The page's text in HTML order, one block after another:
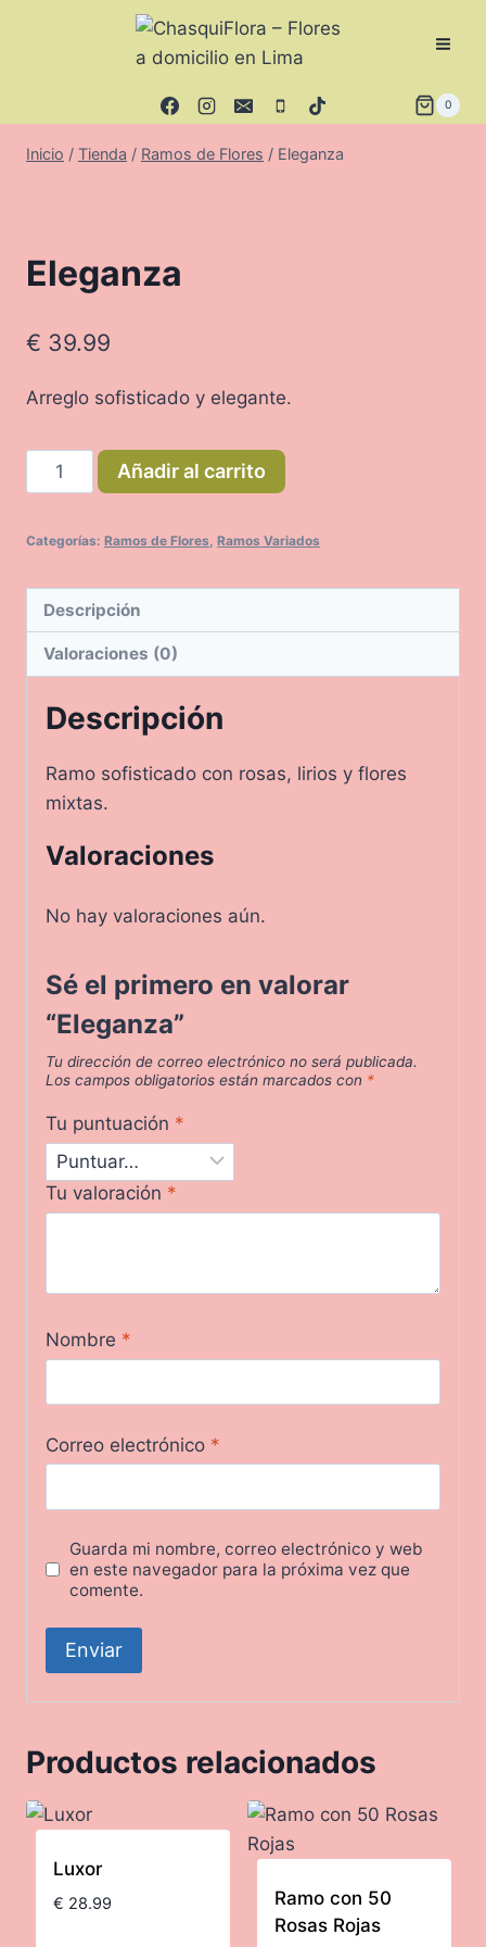
0
Inicio / Tienda / Ramos de Flores / Eleganza
Eleganza
€ 39.99
Arreglo sofisticado y elegante.
Eleganza
cantidad
Añadir al carrito
Categorías: Ramos de Flores Ramos Variados
Descripción
Valoraciones (0)
Descripción
Ramo sofisticado con rosas, lirios y flores
mixtas.
Valoraciones
No hay valoraciones aún.
Sé el primero en valorar
“Eleganza”
Tu dirección de correo electrónico no será publicada.
Los campos obligatorios están marcados con *
Tu puntuación *
Tu valoración *
Nombre *
Correo electrónico *
Guarda mi nombre, correo electrónico y web
en este navegador para la próxima vez que
comente.
Productos relacionados
Luxor
€ 28.99
Ramo con 50
Rosas Rojas